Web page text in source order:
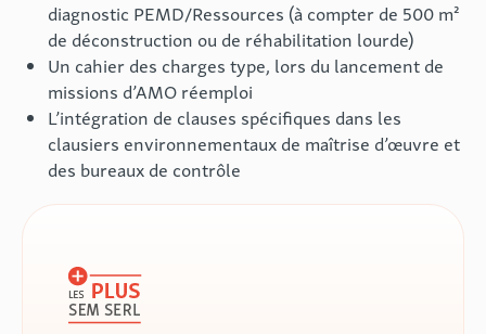
diagnostic PEMD/Ressources (à compter de 500 m²
de déconstruction ou de réhabilitation lourde)
Un cahier des charges type, lors du lancement de
missions d’AMO réemploi
L’intégration de clauses spécifiques dans les
clausiers environnementaux de maîtrise d’œuvre et
des bureaux de contrôle